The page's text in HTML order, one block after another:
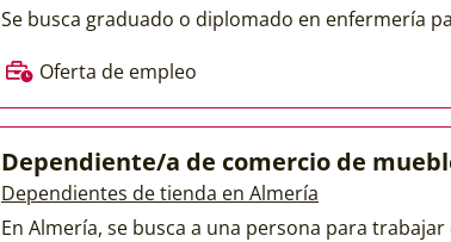
Se busca graduado o diplomado en enfermería
Oferta de empleo
Dependiente/a de comercio de
Dependientes de tienda en Almería
En Almería, se busca a una persona para